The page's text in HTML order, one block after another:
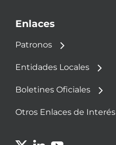
Enlaces
Patronos
Entidades Locales
Boletines Oficiales
Otros Enlaces de Interés